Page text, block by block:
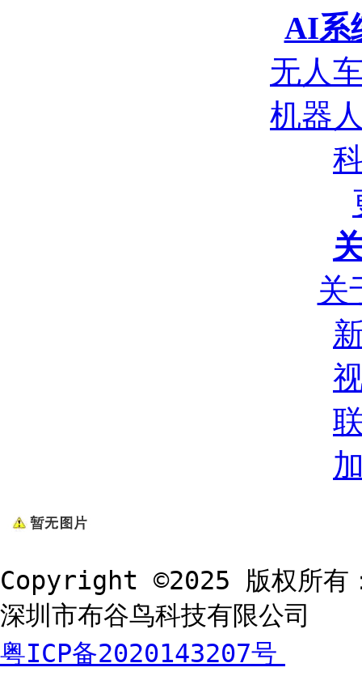
AI系
无人
机器
关
Copyright ©2025 版权所有
深圳市布谷鸟科技有限公司
粤ICP备2020143207号